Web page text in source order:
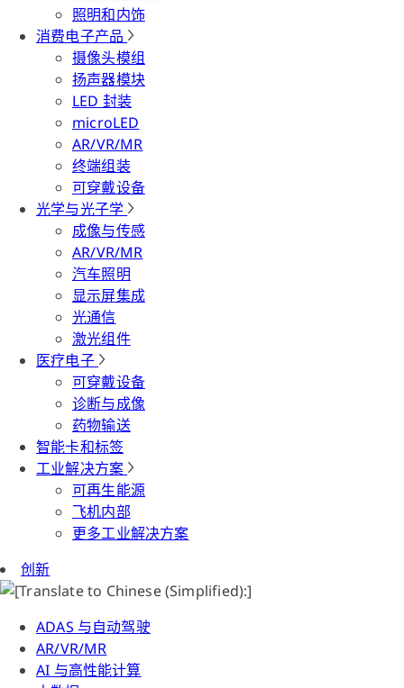
照明和内饰
消费电子产品
摄像头模组
扬声器模块
LED 封装
microLED
AR/VR/MR
终端组装
可穿戴设备
光学与光子学
成像与传感
AR/VR/MR
汽车照明
显示屏集成
光通信
激光组件
医疗电子
可穿戴设备
诊断与成像
药物输送
智能卡和标签
工业解决方案
可再生能源
飞机内部
更多工业解决方案
创新
ADAS 与自动驾驶
AR/VR/MR
AI 与高性能计算